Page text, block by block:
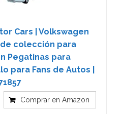
Cars | Volkswagen
de colección para
Pegatinas para
para Fans de Autos |
Comprar en Amazon